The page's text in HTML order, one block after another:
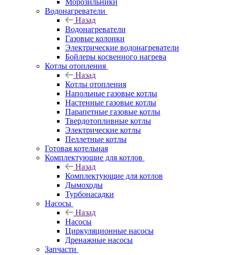
Морозильники
Водонагреватели
Назад
Водонагреватели
Газовые колонки
Электрические водонагреватели
Бойлеры косвенного нагрева
Котлы отопления
Назад
Котлы отопления
Напольные газовые котлы
Настенные газовые котлы
Парапетные газовые котлы
Твердотопливные котлы
Электрические котлы
Пеллетные котлы
Готовая котельная
Комплектующие для котлов
Назад
Комплектующие для котлов
Дымоходы
Турбонасадки
Насосы
Назад
Насосы
Циркуляционные насосы
Дренажные насосы
Запчасти